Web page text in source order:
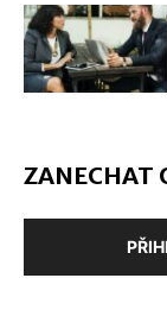
ZANECHAT